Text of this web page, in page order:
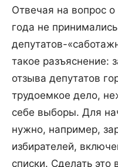
Отвечая на вопрос
года не
депутатов-
такое разъяснение:
отзыва депутатов
трудоемкое дело,
себе выборы. Для
нужно, например,
избирателей,
списки. Сделать это